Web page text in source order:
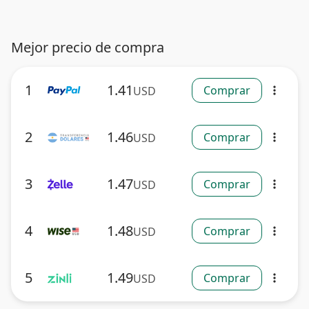
Mejor precio de compra
1 1.41 USD Comprar more_vert
2 1.46USD Comprar more_vert
3 1.47USD Comprar more_vert
4 1.48USD Comprar more_vert
5 1.49USD Comprar more_vert